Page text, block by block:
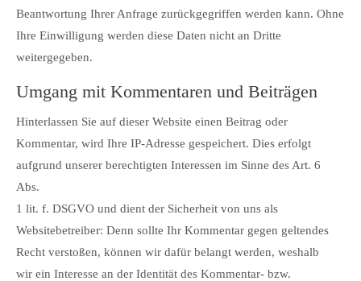
Beantwortung Ihrer Anfrage zurückgegriffen werden kann. Ohne
Ihre Einwilligung werden diese Daten nicht an Dritte
weitergegeben.
Umgang mit Kommentaren und Beiträgen
Hinterlassen Sie auf dieser Website einen Beitrag oder
Kommentar, wird Ihre IP-Adresse gespeichert. Dies erfolgt
aufgrund unserer berechtigten Interessen im Sinne des Art. 6
Abs.
1 lit. f. DSGVO und dient der Sicherheit von uns als
Websitebetreiber: Denn sollte Ihr Kommentar gegen geltendes
Recht verstoßen, können wir dafür belangt werden, weshalb
wir ein Interesse an der Identität des Kommentar- bzw.